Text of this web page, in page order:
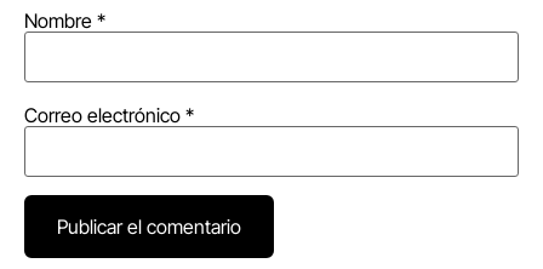
Nombre *
Correo electrónico *